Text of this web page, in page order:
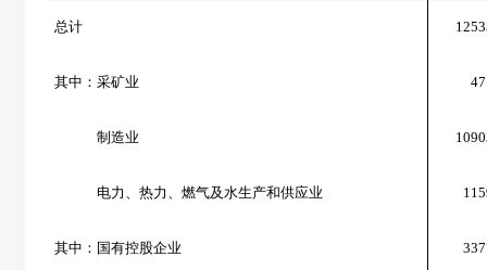
总计
其中：采矿业
制造业
电力、热力、燃气及水生产和供应业
其中：国有控股企业